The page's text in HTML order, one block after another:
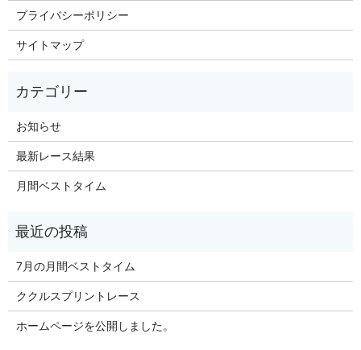
プライバシーポリシー
サイトマップ
お知らせ
最新レース結果
月間ベストタイム
7月の月間ベストタイム
ククルスプリントレース
ホームページを公開しました。